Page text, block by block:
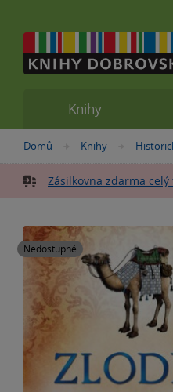
Nacházíte
zde:
Domů »
Knihy »
Zásilkovna zdarma celý
Nedostupné
Knihy